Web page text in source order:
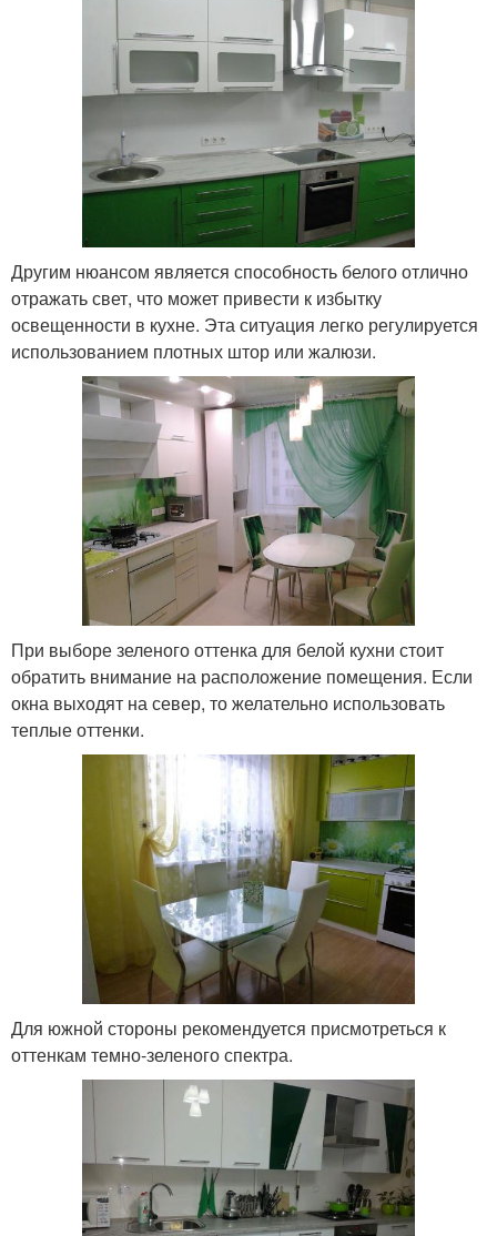
Другим нюансом является способность белого отлично
отражать свет, что может привести к избытку
освещенности в кухне. Эта ситуация легко регулируется
использованием плотных штор или жалюзи.
При выборе зеленого оттенка для белой кухни стоит
обратить внимание на расположение помещения. Если
окна выходят на север, то желательно использовать
теплые оттенки.
Для южной стороны рекомендуется присмотреться к
оттенкам темно-зеленого спектра.